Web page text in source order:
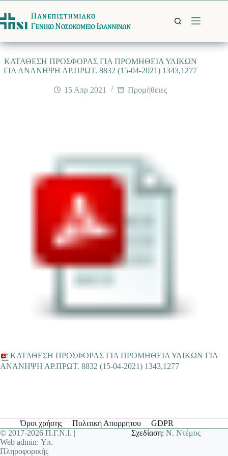
στο
περιεχόμενο
ΚΑΤΑΘΕΣΗ ΠΡΟΣΦΟΡΑΣ ΓΙΑ ΠΡΟΜΗΘΕΙΑ ΥΛΙΚΩΝ
ΓΙΑ ΑΝΑΝΗΨΗ ΑΡ.ΠΡΩΤ. 8832 (15-04-2021) 1343,1277
15 Απρ 2021 Προμήθειες
ΚΑΤΑΘΕΣΗ ΠΡΟΣΦΟΡΑΣ ΓΙΑ ΠΡΟΜΗΘΕΙΑ ΥΛΙΚΩΝ ΓΙΑ
ΑΝΑΝΗΨΗ ΑΡ.ΠΡΩΤ. 8832 (15-04-2021) 1343,1277
Όροι χρήσης Πολιτική Απορρήτου
GDPR
© 2017-2026 Π.Γ.Ν.Ι. |
Web admin: Υπ.
Πληροφορικής
Σχεδίαση:Ν. Ντέμος